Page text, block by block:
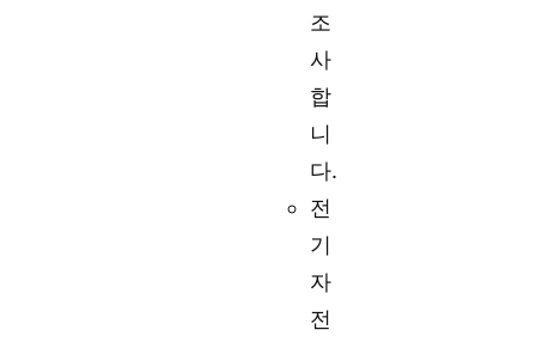
조
사
합
니
다.
전
기
자
전